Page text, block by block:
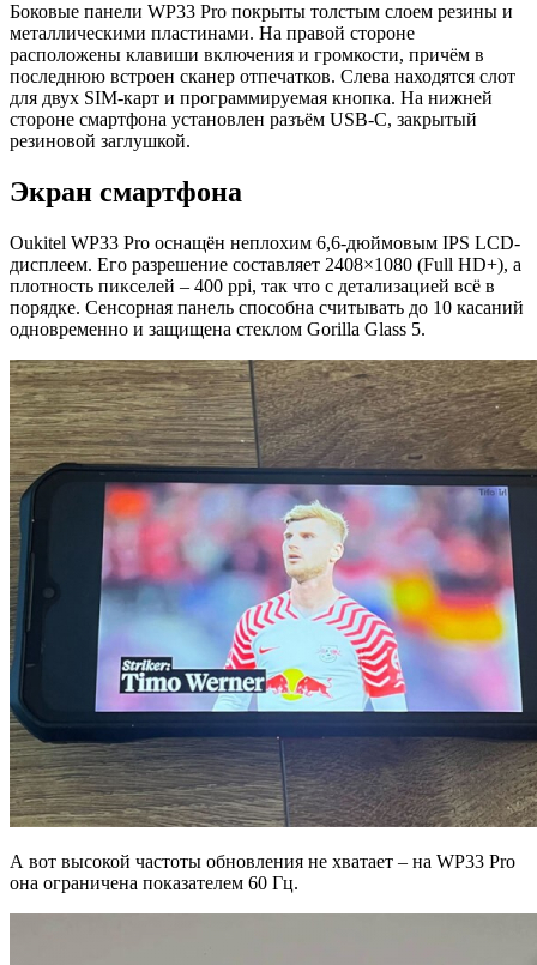
Боковые панели WP33 Pro покрыты толстым слоем резины и
металлическими пластинами. На правой стороне
расположены клавиши включения и громкости, причём в
последнюю встроен сканер отпечатков. Слева находятся слот
для двух SIM-карт и программируемая кнопка. На нижней
стороне смартфона установлен разъём USB-C, закрытый
резиновой заглушкой.
Экран смартфона
Oukitel WP33 Pro оснащён неплохим 6,6-дюймовым IPS LCD-
дисплеем. Его разрешение составляет 2408×1080 (Full HD+), а
плотность пикселей – 400 ppi, так что с детализацией всё в
порядке. Сенсорная панель способна считывать до 10 касаний
одновременно и защищена стеклом Gorilla Glass 5.
А вот высокой частоты обновления не хватает – на WP33 Pro
она ограничена показателем 60 Гц.